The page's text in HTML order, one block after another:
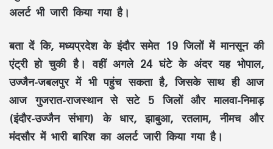
अलर्ट भी जारी किया गया है।
बता दें कि, मध्यप्रदेश के इंदौर समेत 19 जिलों में मानसून की
एंट्री हो चुकी है। वहीं अगले 24 घंटे के अंदर यह भोपाल,
उज्जैन-जबलपुर में भी पहुंच सकता है, जिसके साथ ही आज
आज गुजरात-राजस्थान से सटे 5 जिलों और मालवा-निमाड़
(इंदौर-उज्जैन संभाग) के धार, झाबुआ, रतलाम, नीमच और
मंदसौर में भारी बारिश का अलर्ट जारी किया गया है।